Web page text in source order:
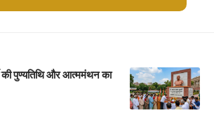
की पुण्यतिथि और आत्ममंथन का